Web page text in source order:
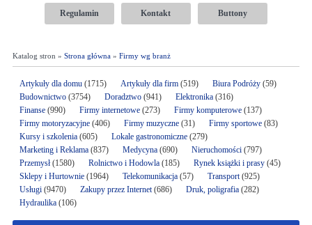
Regulamin Kontakt Buttony
Katalog stron » Strona główna» Firmy wg branż
Artykuły dla domu(1715) Artykuły dla firm(519) Biura Podróży(59)
Budownictwo(3754) Doradztwo(941) Elektronika (316)
Finanse(990) Firmy internetowe (273) Firmy komputerowe(137)
Firmy motoryzacyjne(406) Firmy muzyczne(31) Firmy sportowe(83)
Kursy i szkolenia(605) Lokale gastronomiczne(279)
Marketing i Reklama(837) Medycyna(690) Nieruchomości(797)
Przemysł(1580) Rolnictwo i Hodowla(185) Rynek książki i prasy(45)
Sklepy i Hurtownie(1964) Telekomunikacja(57) Transport(925)
Usługi(9470) Zakupy przez Internet(686) Druk, poligrafia(282)
Hydraulika(106)